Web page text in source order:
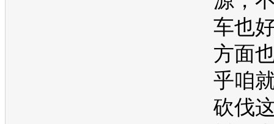
车也
方面
乎咱
砍伐